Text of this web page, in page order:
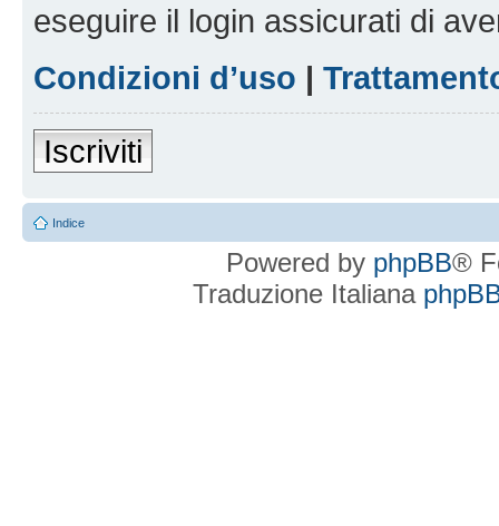
eseguire il login assicurati di
Condizioni d’uso |
Iscriviti
Indice
Powered by phpBB®
Traduzione Italiana